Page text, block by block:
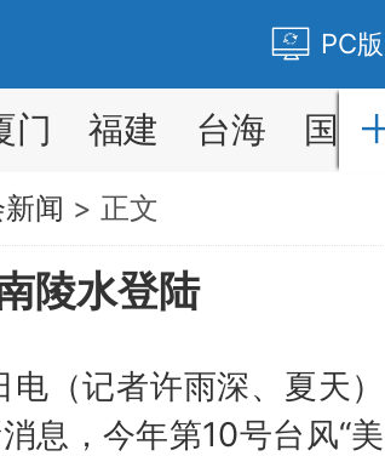
PC版
门 福建 台海 国内
闻 > 正文
陵水登陆
记者许雨深、夏天）
息，今年第10号台风“美